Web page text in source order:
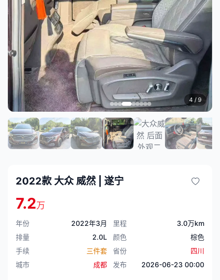
4 / 9
2022款 大众 威然 | 遂宁
7.2万
年份 2022年3月 里程
3.0万km
排量
2.0L 颜色
棕色
手续
三件套 省份
四川
城市
成都 发布 2026-06-23 00:00